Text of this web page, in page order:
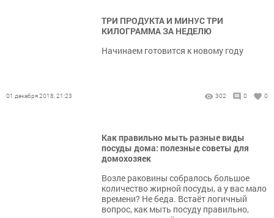
ТРИ ПРОДУКТА И МИНУС ТРИ
КИЛОГРАММА ЗА НЕДЕЛЮ
Начинаем готовится к новому году
01 декабря 2018, 21:23 302 0 0
Как правильно мыть разные виды
посуды дома: полезные советы для
домохозяек
Возле раковины собралось большое
количество жирной посуды, а у вас мало
времени? Не беда. Встаёт логичный
вопрос, как мыть посуду правильно,